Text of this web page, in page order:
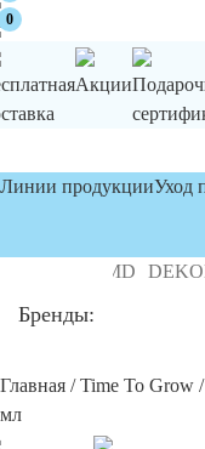
0
Акции
Линии продукцииУход
Бренды:
Главная /Time To Grow
мл